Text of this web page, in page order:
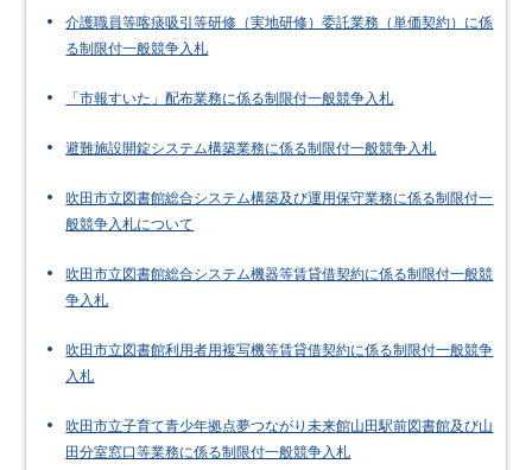
介護職員等喀痰吸引等研修（実地研修）委託業務（単価契約）に係
る制限付一般競争入札
「市報すいた」配布業務に係る制限付一般競争入札
避難施設開錠システム構築業務に係る制限付一般競争入札
吹田市立図書館総合システム構築及び運用保守業務に係る制限付一
般競争入札について
吹田市立図書館総合システム機器等賃貸借契約に係る制限付一般競
争入札
吹田市立図書館利用者用複写機等賃貸借契約に係る制限付一般競争
入札
吹田市立子育て青少年拠点夢つながり未来館山田駅前図書館及び山
田分室窓口等業務に係る制限付一般競争入札